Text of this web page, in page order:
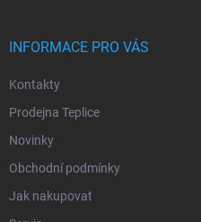
INFORMACE PRO VÁS
Kontakty
Prodejna Teplice
Novinky
Obchodní podmínky
Jak nakupovat